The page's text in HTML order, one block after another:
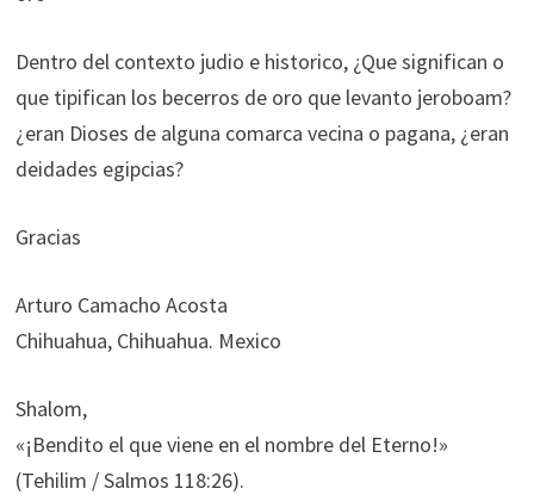
Dentro del contexto judio e historico, ¿Que significan o
que tipifican los becerros de oro que levanto jeroboam?
¿eran Dioses de alguna comarca vecina o pagana, ¿eran
deidades egipcias?
Gracias
Arturo Camacho Acosta
Chihuahua, Chihuahua. Mexico
Shalom,
«¡Bendito el que viene en el nombre del Eterno!»
(Tehilim / Salmos 118:26).